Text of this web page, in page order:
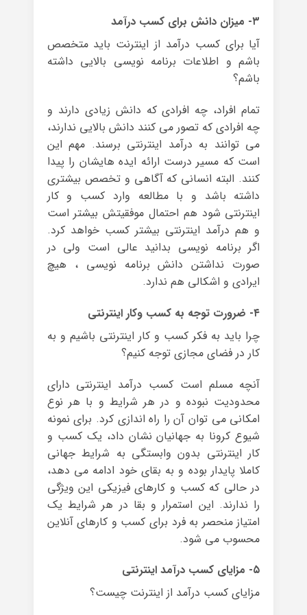
۳- میزان دانش برای کسب درآمد
آیا برای کسب درآمد از اینترنت باید متخصص
باشم و اطلاعات برنامه نویسی بالایی داشته
باشم؟
تمام افراد، چه افرادی که دانش زیادی دارند و
چه افرادی که تصور می کنند دانش بالایی ندارند،
می توانند به درآمد اینترنتی برسند. مهم این
است که مسیر درست ارائه ایده هایشان را پیدا
کنند. البته انسانی که آگاهی و تخصص بیشتری
داشته باشد و با مطالعه وارد کسب و کار
اینترنتی شود هم احتمال موفقیتش بیشتر است
و هم درآمد اینترنتی بیشتر کسب خواهد کرد.
اگر برنامه نویسی بدانید عالی است ولی در
صورت نداشتن دانش برنامه نویسی ، هیچ
ایرادی و اشکالی هم ندارد.
۴- ضرورت توجه به کسب وکار اینترنتی
چرا باید به فکر کسب و کار اینترنتی باشیم و به
کار در فضای مجازی توجه کنیم؟
آنچه مسلم است کسب درآمد اینترنتی دارای
محدودیت نبوده و در هر شرایط و با هر نوع
امکانی می توان آن را راه اندازی کرد. برای نمونه
شیوع کرونا به جهانیان نشان داد، یک کسب و
کار اینترنتی بدون وابستگی به شرایط جهانی
کاملا پایدار بوده و به بقای خود ادامه می دهد،
در حالی که کسب و کارهای فیزیکی این ویژگی
را ندارند. این استمرار و بقا در هر شرایط یک
امتیاز منحصر به فرد برای کسب و کارهای آنلاین
محسوب می شود.
۵- مزایای کسب درآمد اینترنتی
مزایای کسب درآمد از اینترنت چیست؟